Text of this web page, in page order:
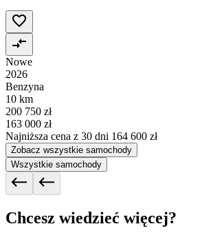
Nowe
2026
Benzyna
10 km
200 750 zł
163 000 zł
Najniższa cena z 30 dni 164 600 zł
Zobacz wszystkie samochody
Wszystkie samochody
Chcesz wiedzieć więcej?